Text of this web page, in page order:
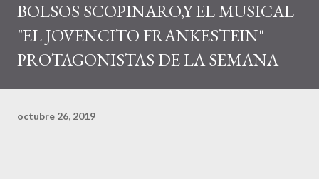
BOLSOS SCOPINARO,Y EL MUSICAL
"EL JOVENCITO FRANKESTEIN"
PROTAGONISTAS DE LA SEMANA
octubre 26, 2019